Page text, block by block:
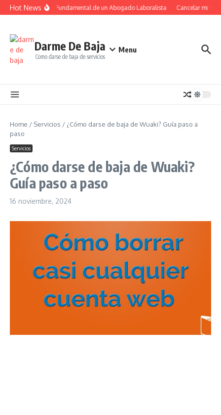
Saltar al contenido
Hot NewsEl Papel Fundamental de un Abogado Laboralista Cancelar mi
Darme De Baja
Como darse de baja de servicios
Menu
Home / Servicios / ¿Cómo darse de baja de Wuaki? Guía paso a
paso
Servicios
¿Cómo darse de baja de Wuaki?
Guía paso a paso
16 noviembre, 2024